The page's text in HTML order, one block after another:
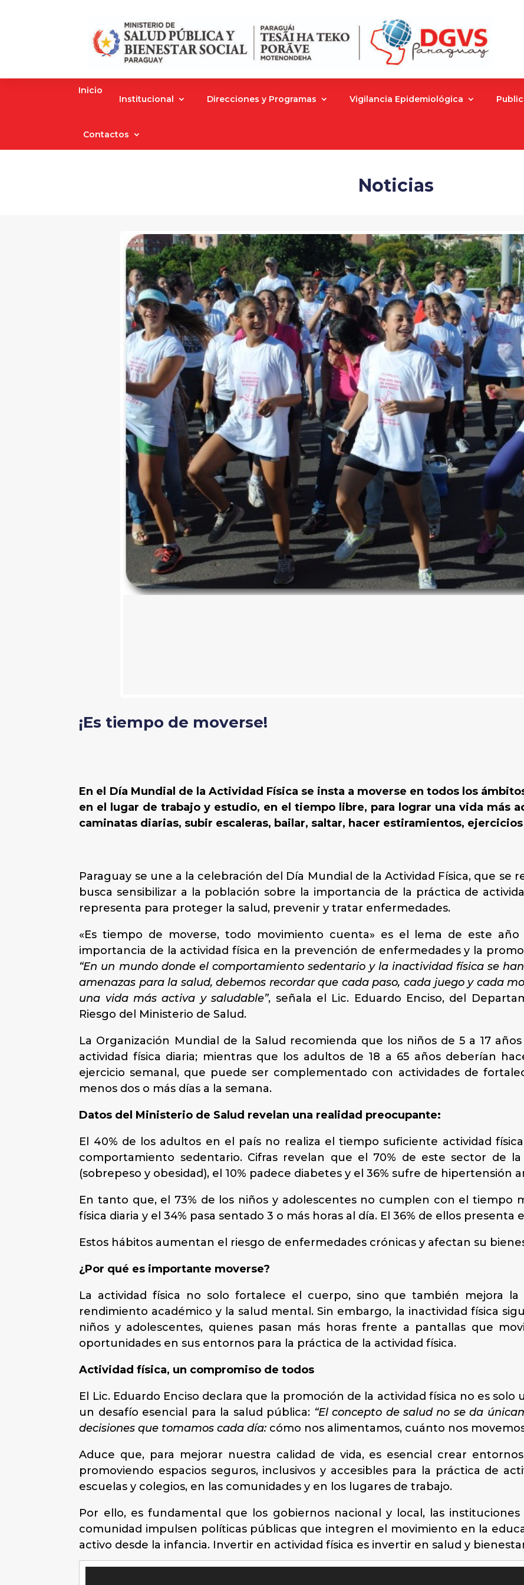
Inicio
Institucional
Direcciones y Programas Vigilancia Epidemiológica
Contactos
Noticias
¡Es tiempo de moverse!
En el Día Mundial de la Actividad Física se insta a moverse en todos los
en el lugar de trabajo y estudio, en el tiempo libre, para lograr una vida más
caminatas diarias, subir escaleras, bailar, saltar, hacer estiramientos,
Paraguay se une a la celebración del Día Mundial de la Actividad Física, que se
busca sensibilizar a la población sobre la importancia de la práctica de
representa para proteger la salud, prevenir y tratar enfermedades.
«Es tiempo de moverse, todo movimiento cuenta» es el lema de este
importancia de la actividad física en la prevención de enfermedades y la
“En un mundo donde el comportamiento sedentario y la inactividad física se
amenazas para la salud, debemos recordar que cada paso, cada juego y cada
una vida más activa y saludable”, señala el Lic. Eduardo Enciso, del
Riesgo del Ministerio de Salud.
La Organización Mundial de la Salud recomienda que los niños de 5 a 17
actividad física diaria; mientras que los adultos de 18 a 65 años deberían
ejercicio semanal, que puede ser complementado con actividades de
menos dos o más días a la semana.
Datos del Ministerio de Salud revelan una realidad preocupante:
El 40% de los adultos en el país no realiza el tiempo suficiente actividad
comportamiento sedentario. Cifras revelan que el 70% de este sector de
(sobrepeso y obesidad), el 10% padece diabetes y el 36% sufre de hipertensión
En tanto que, el 73% de los niños y adolescentes no cumplen con el tiempo
física diaria y el 34% pasa sentado 3 o más horas al día. El 36% de ellos presenta
Estos hábitos aumentan el riesgo de enfermedades crónicas y afectan su
¿Por qué es importante moverse?
La actividad física no solo fortalece el cuerpo, sino que también mejora la
rendimiento académico y la salud mental. Sin embargo, la inactividad física
niños y adolescentes, quienes pasan más horas frente a pantallas que
oportunidades en sus entornos para la práctica de la actividad física.
Actividad física, un compromiso de todos
El Lic. Eduardo Enciso declara que la promoción de la actividad física no es solo
un desafío esencial para la salud pública: “El concepto de salud no se da
decisiones que tomamos cada día: cómo nos alimentamos, cuánto nos
Aduce que, para mejorar nuestra calidad de vida, es esencial crear
promoviendo espacios seguros, inclusivos y accesibles para la práctica de
escuelas y colegios, en las comunidades y en los lugares de trabajo.
Por ello, es fundamental que los gobiernos nacional y local, las
comunidad impulsen políticas públicas que integren el movimiento en la
activo desde la infancia. Invertir en actividad física es invertir en salud y